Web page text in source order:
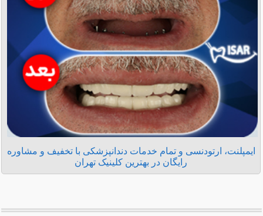
ایمپلنت، ارتودنسی و تمام خدمات دندانپزشکی با تخفیف و مشاوره
رایگان در بهترین کلینیک تهران